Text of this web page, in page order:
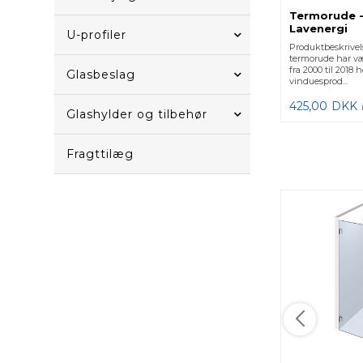
U-profiler
Glasbeslag
Glashylder og tilbehør
Fragttilæg
Termorude
Lavenergi
termorude har
fra 2000 til 2018
vinduesprod...
425,00 DKK